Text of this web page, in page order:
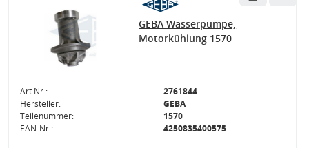
GEBA Wasserpumpe,
Motorkühlung 1570
Art.Nr.:
2761844
Hersteller:
GEBA
Teilenummer:
1570
EAN-Nr.:
4250835400575